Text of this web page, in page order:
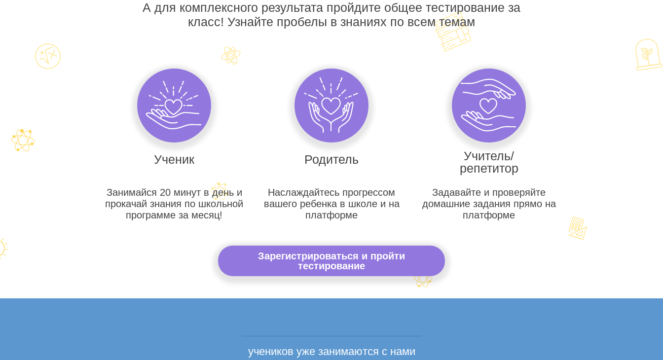
А для комплексного результата пройдите общее тестирование за
класс! Узнайте пробелы в знаниях по всем темам
Ученик
Занимайся 20 минут в день и
прокачай знания по школьной
программе за месяц!
Родитель
Наслаждайтесь прогрессом
вашего ребенка в школе и на
платформе
Учитель/
репетитор
Задавайте и проверяйте
домашние задания прямо на
платформе
Зарегистрироваться и пройти
тестирование
учеников уже занимаются с нами